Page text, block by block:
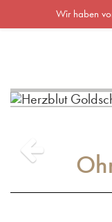
Wir haben